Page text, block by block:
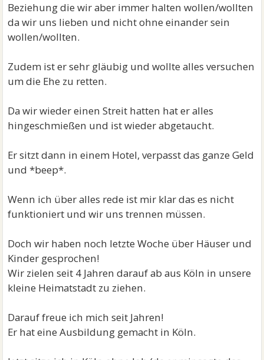
Beziehung die wir aber immer halten wollen/wollten
da wir uns lieben und nicht ohne einander sein
wollen/wollten.
Zudem ist er sehr gläubig und wollte alles versuchen
um die Ehe zu retten.
Da wir wieder einen Streit hatten hat er alles
hingeschmießen und ist wieder abgetaucht.
Er sitzt dann in einem Hotel, verpasst das ganze Geld
und *beep*.
Wenn ich über alles rede ist mir klar das es nicht
funktioniert und wir uns trennen müssen.
Doch wir haben noch letzte Woche über Häuser und
Kinder gesprochen!
Wir zielen seit 4 Jahren darauf ab aus Köln in unsere
kleine Heimatstadt zu ziehen.
Darauf freue ich mich seit Jahren!
Er hat eine Ausbildung gemacht in Köln.